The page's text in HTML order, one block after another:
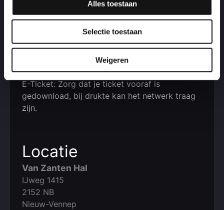
Alles toestaan
Selectie toestaan
Weigeren
Parkeren: Gratis
Garderobe: Gratis
E-Ticket: Zorg dat je ticket vooraf is
gedownload, bij drukte kan het netwerk traag
zijn.
Locatie
Van Zanten Hal
IJweg 1415
Nieuw-Vennep
2152 NB